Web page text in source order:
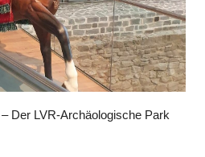
Der LVR-Archäologische Park